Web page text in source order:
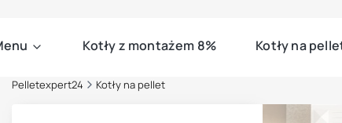
Kotły z montażem 8% Kotły na
Pelletexpert24 Kotły na pellet